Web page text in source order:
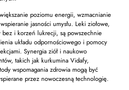
poziomu energii, wzmacnianie
jasności umysłu. Leki ziołowe,
bez i korzeń lukrecji, są powszechnie
układu odpornościowego i pomocy
Synergia ziół i naukowo
takich jak kurkumina Vidafy,
wspomagania zdrowia mogą być
przez nowoczesną technologię.